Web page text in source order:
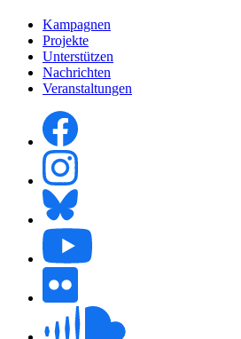
Kampagnen
Projekte
Unterstützen
Nachrichten
Veranstaltungen